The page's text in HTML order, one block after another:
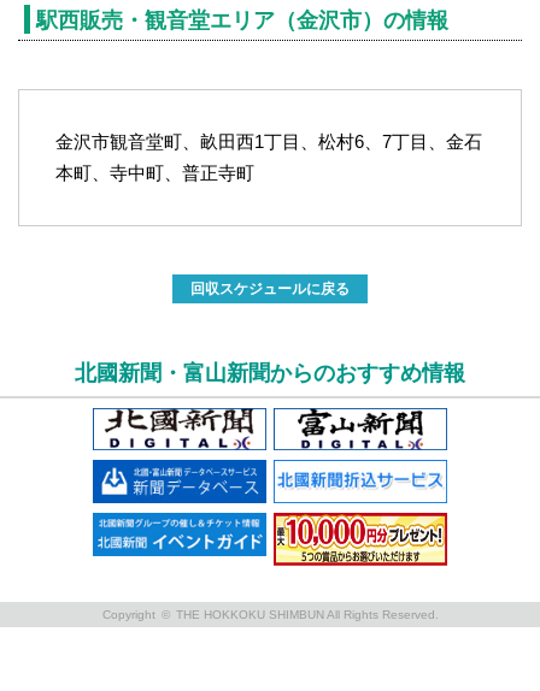
駅西販売・観音堂エリア（金沢市）の情報
金沢市観音堂町、畝田西1丁目、松村6、7丁目、金石
本町、寺中町、普正寺町
回収スケジュールに戻る
北國新聞・富山新聞からのおすすめ情報
Copyright © THE HOKKOKU SHIMBUN All Rights Reserved.